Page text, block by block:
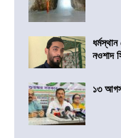
নওশাদ
১৩